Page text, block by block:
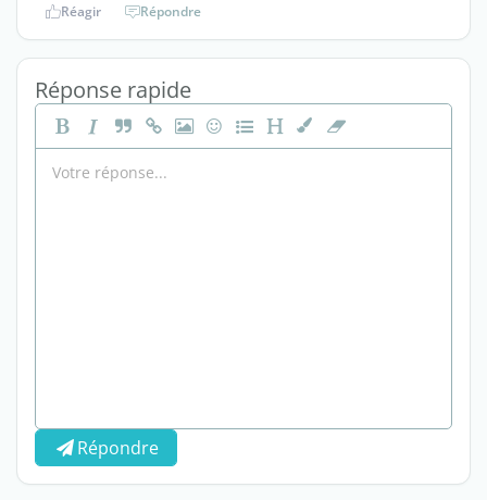
Réagir Répondre
Réponse rapide
Répondre